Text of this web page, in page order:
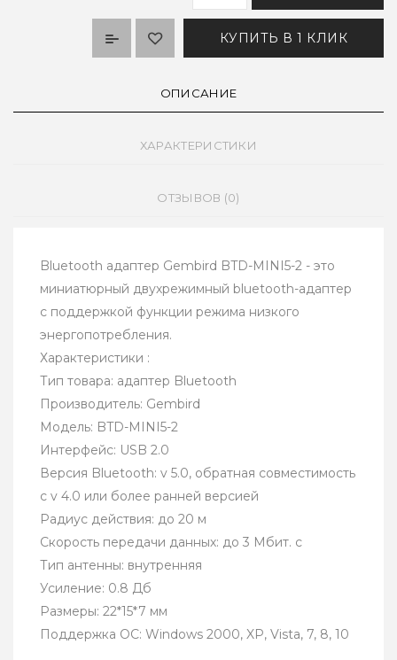
КУПИТЬ В 1 КЛИК
ОПИСАНИЕ
ХАРАКТЕРИСТИКИ
ОТЗЫВОВ (0)
Bluetooth адаптер Gembird BTD-MINI5-2 - это
миниатюрный двухрежимный bluetooth-адаптер
с поддержкой функции режима низкого
энергопотребления.
Характеристики :
Тип товара: адаптер Bluetooth
Производитель: Gembird
Модель: BTD-MINI5-2
Интерфейс: USB 2.0
Версия Bluetooth: v 5.0, обратная совместимость
с v 4.0 или более ранней версией
Радиус действия: до 20 м
Скорость передачи данных: до 3 Мбит. с
Тип антенны: внутренняя
Усиление: 0.8 Дб
Размеры: 22*15*7 мм
Поддержка ОС: Windows 2000, XP, Vista, 7, 8, 10